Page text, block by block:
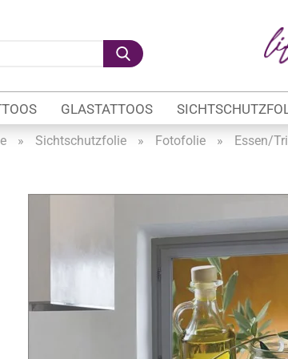
Suche...
GLASTATTOOS
Firmenlogo
Schaufensterbeschriftung
Öffnungszeiten
Sichtschutzfolien Gewerbe
Glasbeschriftung
Glasmotive
Durchlaufschutz
» Sichtschutzfolie » Fotofolie » Essen/